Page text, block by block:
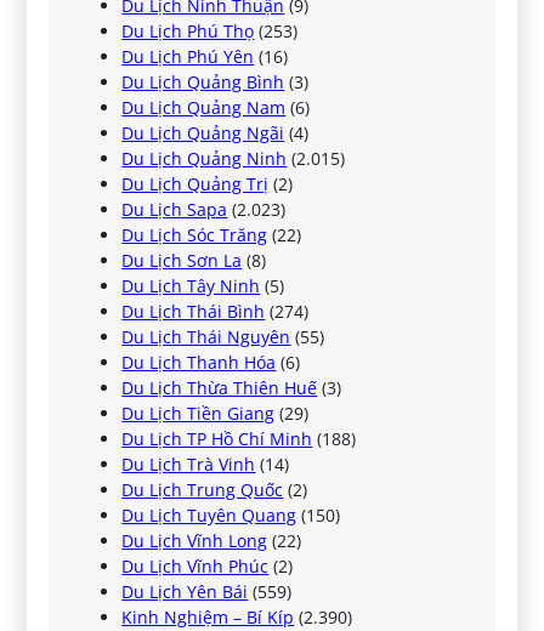
Du Lịch Ninh Thuận (9)
Du Lịch Phú Thọ (253)
Du Lịch Phú Yên (16)
Du Lịch Quảng Bình (3)
Du Lịch Quảng Nam (6)
Du Lịch Quảng Ngãi (4)
Du Lịch Quảng Ninh (2.015)
Du Lịch Quảng Trị (2)
Du Lịch Sapa (2.023)
Du Lịch Sóc Trăng (22)
Du Lịch Sơn La (8)
Du Lịch Tây Ninh (5)
Du Lịch Thái Bình (274)
Du Lịch Thái Nguyên (55)
Du Lịch Thanh Hóa (6)
Du Lịch Thừa Thiên Huế (3)
Du Lịch Tiền Giang (29)
Du Lịch TP Hồ Chí Minh (188)
Du Lịch Trà Vinh (14)
Du Lịch Trung Quốc (2)
Du Lịch Tuyên Quang (150)
Du Lịch Vĩnh Long (22)
Du Lịch Vĩnh Phúc (2)
Du Lịch Yên Bái (559)
Kinh Nghiệm – Bí Kíp (2.390)